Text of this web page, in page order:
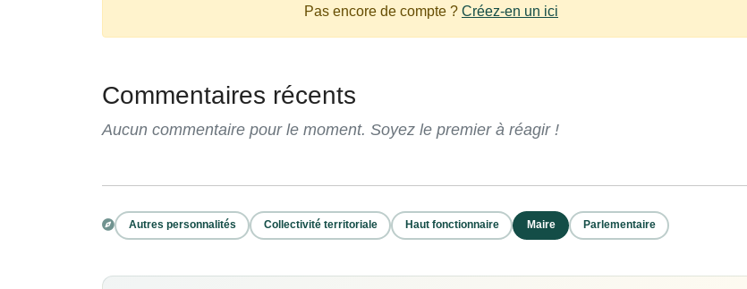
Pas encore de compte ? Créez-en un ici
Commentaires récents
Aucun commentaire pour le moment. Soyez le premier à réagir !
Autres personnalités Collectivité territoriale Haut fonctionnaire Maire Parlementaire